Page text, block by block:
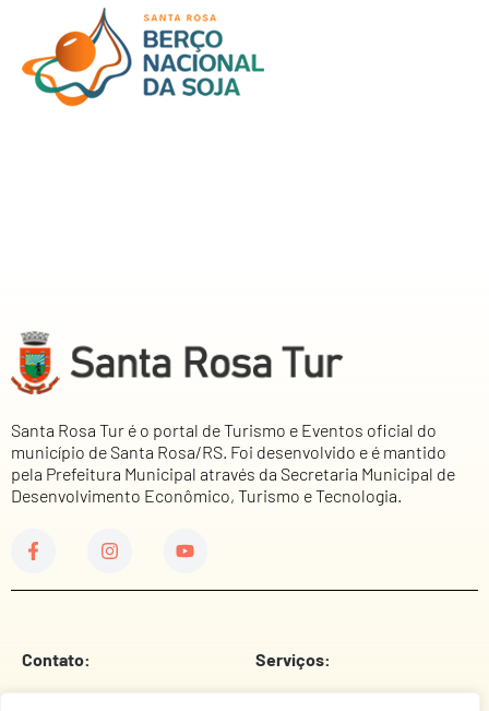
Santa Rosa Tur é o portal de Turismo e Eventos oficial do
município de Santa Rosa/RS. Foi desenvolvido e é mantido
pela Prefeitura Municipal através da Secretaria Municipal de
Desenvolvimento Econômico, Turismo e Tecnologia.
Contato: Serviços: